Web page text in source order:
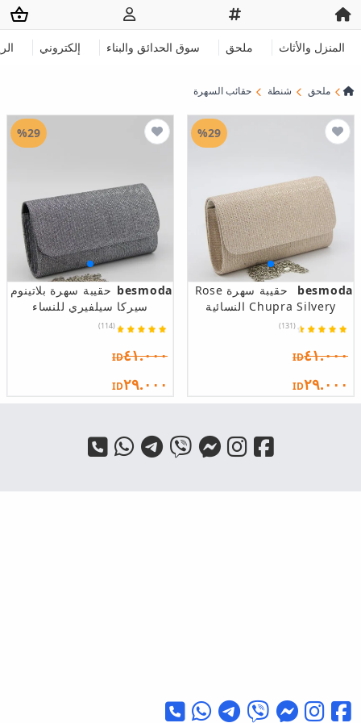
المنزل والأثاث ملحق سوق الحدائق والبناء إلكتروني
ملحق شنطة حقائب السهرة
besmoda
حقيبة سهرة Rose
Chupra Silvery النسائية
(131)
ID٤١.٠٠٠
ID٢٩.٠٠٠
%29
besmoda حقيبة سهرة بلاتينوم
سيركا سيلفيري للنساء
(114)
ID٤١.٠٠٠
ID٢٩.٠٠٠
%29